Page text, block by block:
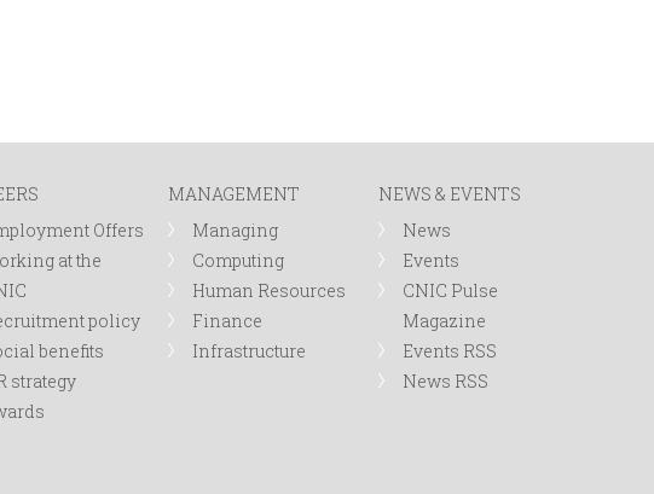
Offers
at the
policy
benefits
strategy
MANAGEMENT
Managing
Computing
Human Resources
Finance
Infrastructure
NEWS & EVENTS
News
Events
CNIC Pulse
Magazine
Events RSS
News RSS